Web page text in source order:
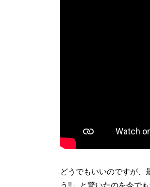
どうでもいいのですが、
う!!」と驚いたのを今で